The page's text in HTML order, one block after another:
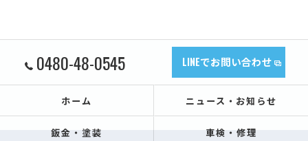
0480-48-0545 LINEでお問い合わせ
ホーム ニュース・お知らせ
鈑金・塗装 車検・修理